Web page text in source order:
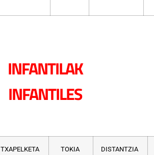
INFANTILAK
INFANTILES
TXAPELKETA TOKIA DISTANTZIA